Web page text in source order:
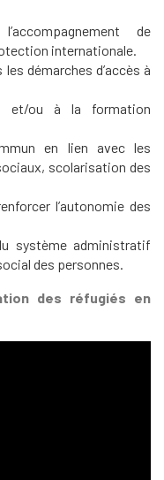
de
internationale.
démarches d’accès à
et/ou à la formation
en lien avec les
scolarisation des
l’autonomie des
système administratif
des personnes.
des réfugiés en